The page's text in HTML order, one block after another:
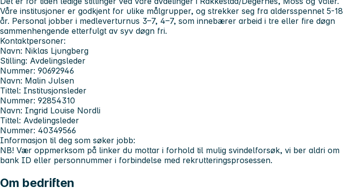
Våre institusjoner er godkjent for ulike målgrupper, og strekker seg fra aldersspennet 5-18
år. Personal jobber i medleverturnus 3–7, 4–7, som innebærer arbeid i tre eller fire døgn
sammenhengende etterfulgt av syv døgn fri.
Kontaktpersoner:
Navn: Niklas Ljungberg
Stilling: Avdelingsleder
Nummer: 90692946
Navn: Malin Julsen
Tittel: Institusjonsleder
Nummer: 92854310
Navn: Ingrid Louise Nordli
Tittel: Avdelingsleder
Nummer: 40349566
Informasjon til deg som søker jobb:
NB! Vær oppmerksom på linker du mottar i forhold til mulig svindelforsøk, vi ber aldri om
bank ID eller personnummer i forbindelse med rekrutteringsprosessen.
Om bedriften